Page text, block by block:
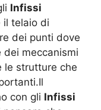
Infissi
il telaio di
dei punti dove
dei meccanismi
le strutture che
con gli Infissi